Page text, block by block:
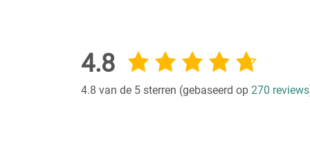
4.8
4.8 van de 5 sterren (gebaseerd op 270 reviews